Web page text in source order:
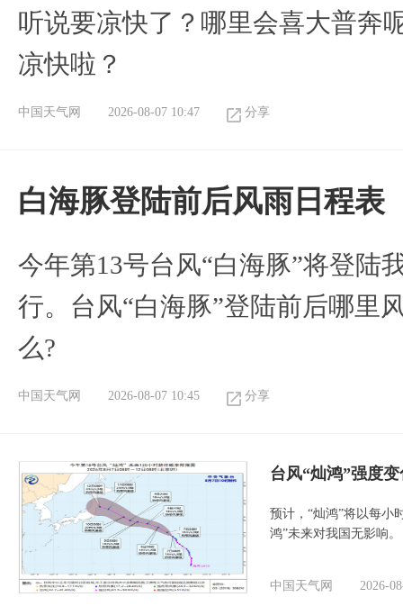
听说要凉快了？哪里会喜大普奔
凉快啦？
中国天气网 2026-08-07 10:47 分享
白海豚登陆前后风雨日程表
今年第13号台风“白海豚”将登陆
行。台风“白海豚”登陆前后哪里
么?
中国天气网 2026-08-07 10:45 分享
台风“灿鸿”强度
预计，“灿鸿”将以每小
鸿”未来对我国无影响。
中国天气网 2026-